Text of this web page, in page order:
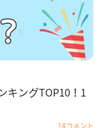
キングTOP10！1
14コメント